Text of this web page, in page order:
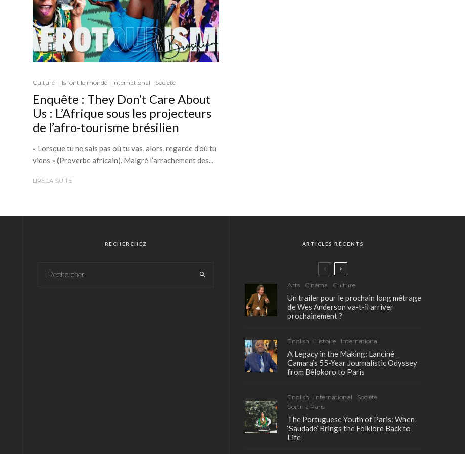
Culture Ils font le monde International Société
Enquête : They Don’t Care About
Us : L’Afrique sous les projecteurs
de l’afro-tourisme brésilien
« Lorsque tu ne sais pas où tu vas, alors, regarde d’où tu
viens » (Proverbe africain). Malgré l’arrachement des...
LIRE LA SUITE
RECHERCHEZ ARTICLES RÉCENTS
Arts Cinéma Culture
Un trailer pour le prochain long métrage
de Wes Anderson va-t-il arriver
prochainement ?
English Histoire International
A Legacy in the Making: Lanciné
Camara’s 55-Year Journalistic Odyssey
from Bélokoro to Paris
English International
Société
Sortir à Paris
The Portuguese Youth of Paris: When
‘Saudade’ Brings the Folklore Back to
Life